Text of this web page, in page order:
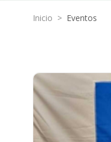
Inicio > Eventos